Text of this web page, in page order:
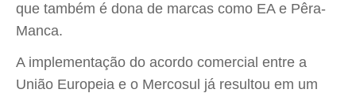
que também é dona de marcas como EA e Pêra-
Manca.
A implementação do acordo comercial entre a
União Europeia e o Mercosul já resultou em um